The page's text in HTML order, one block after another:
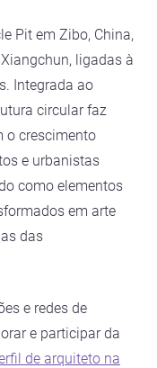
Pit em Zibo, China,
ligadas à
Integrada ao
circular faz
o crescimento
e urbanistas
como elementos
em arte
das
e redes de
e participar da
de arquiteto na